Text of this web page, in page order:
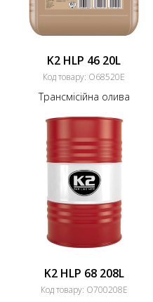
K2 HLP 46 20L
Код товару: O68520E
Трансмісійна олива
K2 HLP 68 208L
Код товару: O700208E